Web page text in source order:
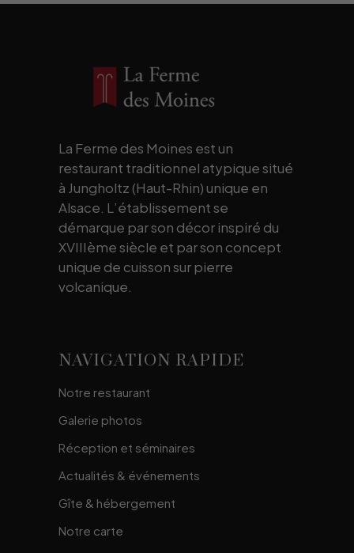
La Ferme des Moines est un
restaurant traditionnel atypique situé
à Jungholtz (Haut-Rhin) unique en
Alsace. L’établissement se
démarque par son décor inspiré du
XVIIIème siècle et par son concept
unique de cuisson sur pierre
volcanique.
NAVIGATION RAPIDE
Notre restaurant
Galerie photos
Réception et séminaires
Actualités & événements
Gîte & hébergement
Notre carte